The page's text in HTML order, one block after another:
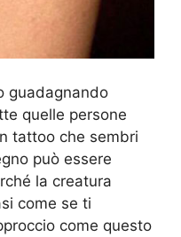
guadagnando
quelle persone
tattoo che sembri
può essere
la creatura
come se ti
come questo